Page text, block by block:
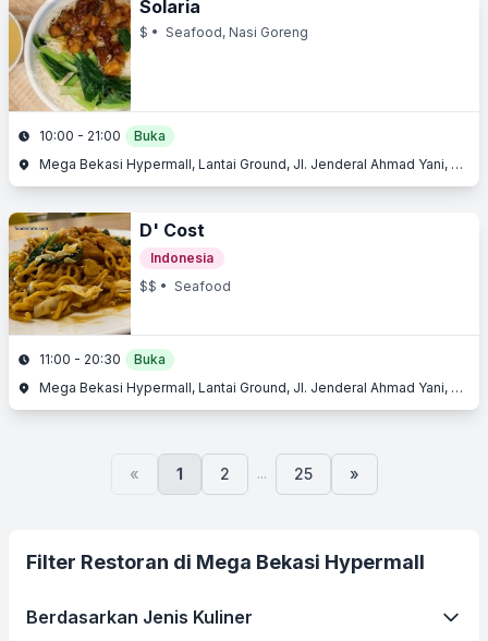
Solaria
$ • Seafood, Nasi Goreng
10:00 - 21:00
Buka
Mega Bekasi Hypermall, Lantai Ground, Jl. Jenderal Ahmad Yani, Bekasi Barat, Bekasi, Jawa Barat
D' Cost
Indonesia
$$ • Seafood
11:00 - 20:30
Buka
Mega Bekasi Hypermall, Lantai Ground, Jl. Jenderal Ahmad Yani, Bekasi Barat, Bekasi, Jawa Barat
« 1 2 ... 25 »
Filter Restoran di Mega Bekasi Hypermall
Berdasarkan Jenis Kuliner